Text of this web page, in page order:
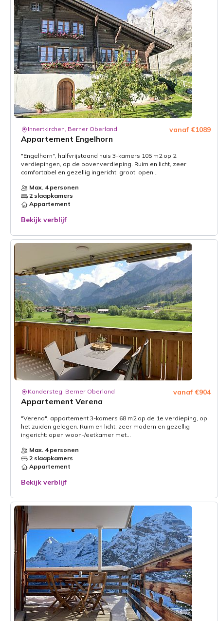
Innertkirchen, Berner Oberland
Appartement Engelhorn
vanaf €1089
"Engelhorn", halfvrijstaand huis 3-kamers 105 m2 op 2
verdiepingen, op de bovenverdieping. Ruim en licht, zeer
comfortabel en gezellig ingericht: groot, open...
Max. 4 personen
2 slaapkamers
Appartement
Bekijk verblijf
Kandersteg, Berner Oberland
Appartement Verena
vanaf €904
"Verena", appartement 3-kamers 68 m2 op de 1e verdieping, op
het zuiden gelegen. Ruim en licht, zeer modern en gezellig
ingericht: open woon-/eetkamer met...
Max. 4 personen
2 slaapkamers
Appartement
Bekijk verblijf